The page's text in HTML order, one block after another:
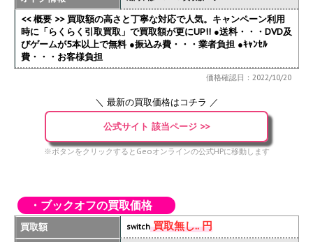
<< 概要 >> 買取額の高さと丁寧な対応で人気。キャンペーン利用
時に「らくらく引取買取」で買取額が更にUP!! ●送料・・・DVD及
びゲームが5本以上で無料 ●振込み費・・・業者負担 ●ｷｬﾝｾﾙ
費・・・お客様負担
価格確認日：2022/10/20
＼ 最新の買取価格はコチラ ／
公式サイト 該当ページ >>
※ボタンをクリックするとGeoオンラインの公式HPに移動します
・ブックオフの買取価格
買取額 switch買取無し.. 円